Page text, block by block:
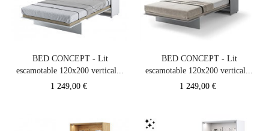
BED CONCEPT - Lit
escamotable 120x200 vertical...
Prix
1 249,00 €
BED CONCEPT - Lit
escamotable 120x200 vertical...
Prix
1 249,00 €